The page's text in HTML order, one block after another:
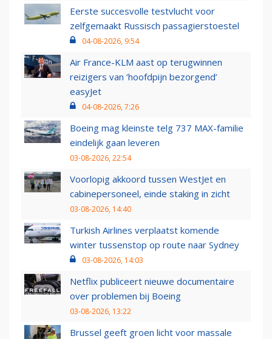
Eerste succesvolle testvlucht voor
zelfgemaakt Russisch passagierstoestel
04-08-2026, 9:54
Air France-KLM aast op terugwinnen
reizigers van ‘hoofdpijn bezorgend’
easyJet
04-08-2026, 7:26
Boeing mag kleinste telg 737 MAX-familie
eindelijk gaan leveren
03-08-2026, 22:54
Voorlopig akkoord tussen WestJet en
cabinepersoneel, einde staking in zicht
03-08-2026, 14:40
Turkish Airlines verplaatst komende
winter tussenstop op route naar Sydney
03-08-2026, 14:03
Netflix publiceert nieuwe documentaire
over problemen bij Boeing
03-08-2026, 13:22
Brussel geeft groen licht voor massale